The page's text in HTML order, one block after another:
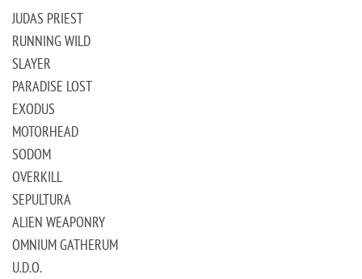
JUDAS PRIEST
RUNNING WILD
SLAYER
PARADISE LOST
EXODUS
MOTORHEAD
SODOM
OVERKILL
SEPULTURA
ALIEN WEAPONRY
OMNIUM GATHERUM
U.D.O.